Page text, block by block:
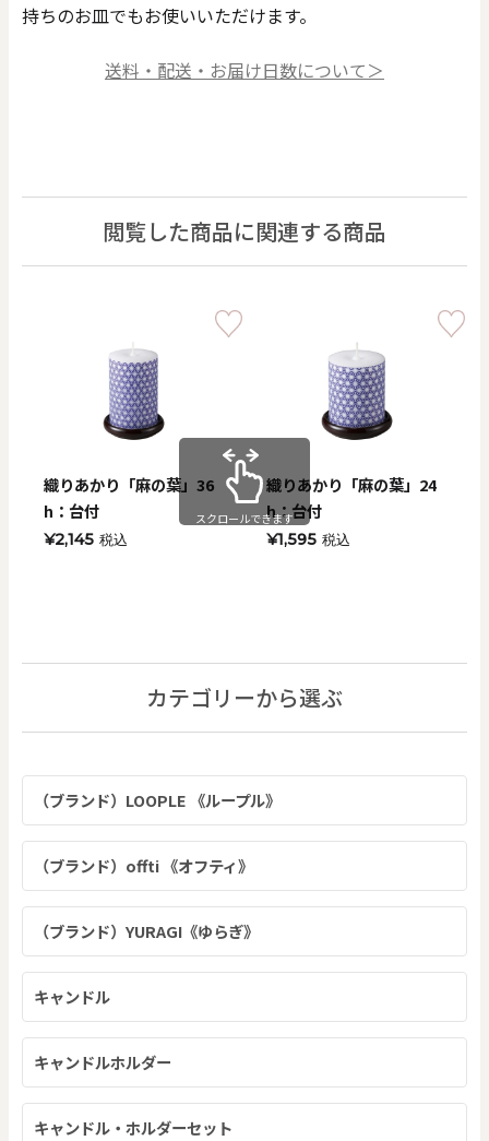
持ちのお皿でもお使いいただけます。
送料・配送・お届け日数について＞
閲覧した商品に関連する商品
織りあかり「麻の葉」36
h：台付
¥2,145 税込
織りあかり「麻の葉」24
h：台付
¥1,595 税込
スクロールできます
カテゴリーから選ぶ
（ブランド）LOOPLE 《ループル》
（ブランド）offti 《オフティ》
（ブランド）YURAGI《ゆらぎ》
キャンドル
キャンドルホルダー
キャンドル・ホルダーセット